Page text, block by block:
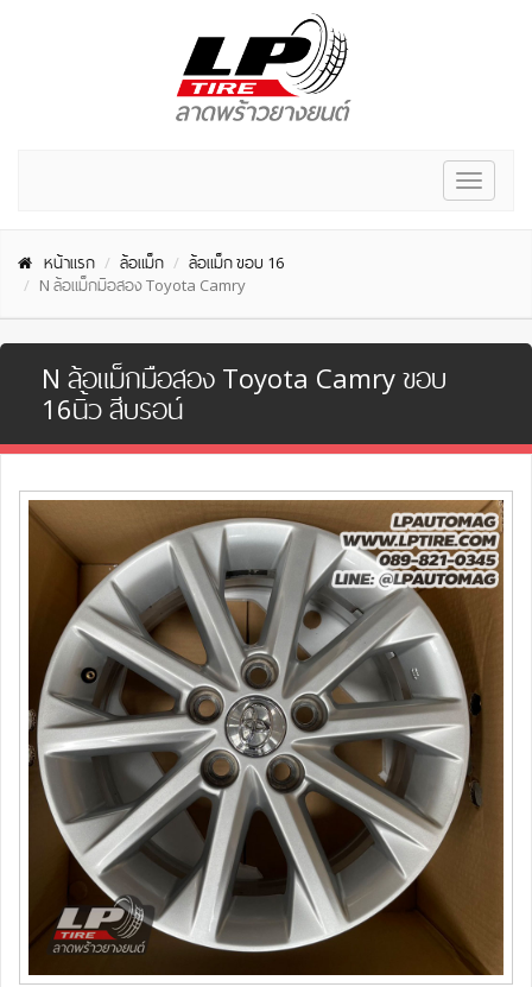
Toggle
หน้าแรก ล้อแม็ก
ล้อแม็ก ขอบ 16
N ล้อแม็กมือสอง Toyota Camry
N ล้อแม็กมือสอง Toyota Camry ขอบ
16นิ้ว สีบรอน์